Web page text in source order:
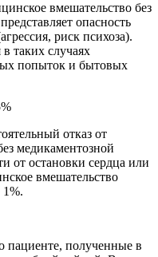
вмешательство без
опасность
риск психоза).
таких случаях
попыток и бытовых
отказ от
медикаментозной
от остановки сердца или
вмешательство
1%.
пациенте, полученные в